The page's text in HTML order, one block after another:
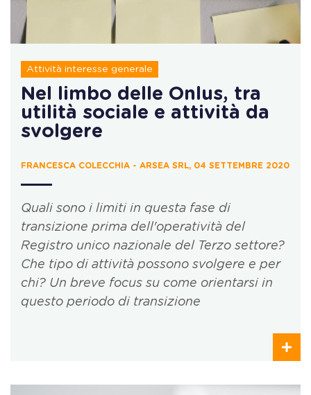
Attività interesse generale
Nel limbo delle Onlus, tra
utilità sociale e attività da
svolgere
FRANCESCA COLECCHIA - ARSEA SRL, 04 SETTEMBRE 2020
Quali sono i limiti in questa fase di
transizione prima dell'operatività del
Registro unico nazionale del Terzo settore?
Che tipo di attività possono svolgere e per
chi? Un breve focus su come orientarsi in
questo periodo di transizione